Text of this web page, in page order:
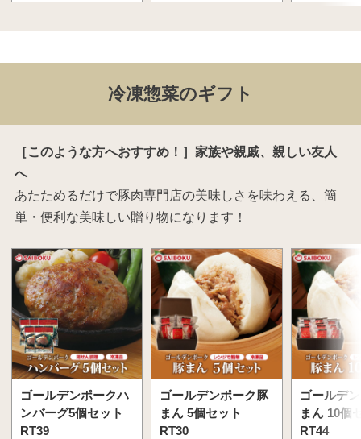
冷凍惣菜のギフト
［このような方へおすすめ！］家族や親戚、親しい友人
へ
あたためるだけで豚肉専門店の美味しさを味わえる、簡
単・便利な美味しい贈り物になります！
ゴールデンポークハ
ンバーグ5個セット
RT39
ゴールデンポーク豚
まん 5個セット
RT30
ゴールデ
まん 10個
RT44